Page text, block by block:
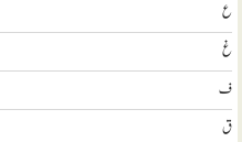
ع
غ
ف
ق